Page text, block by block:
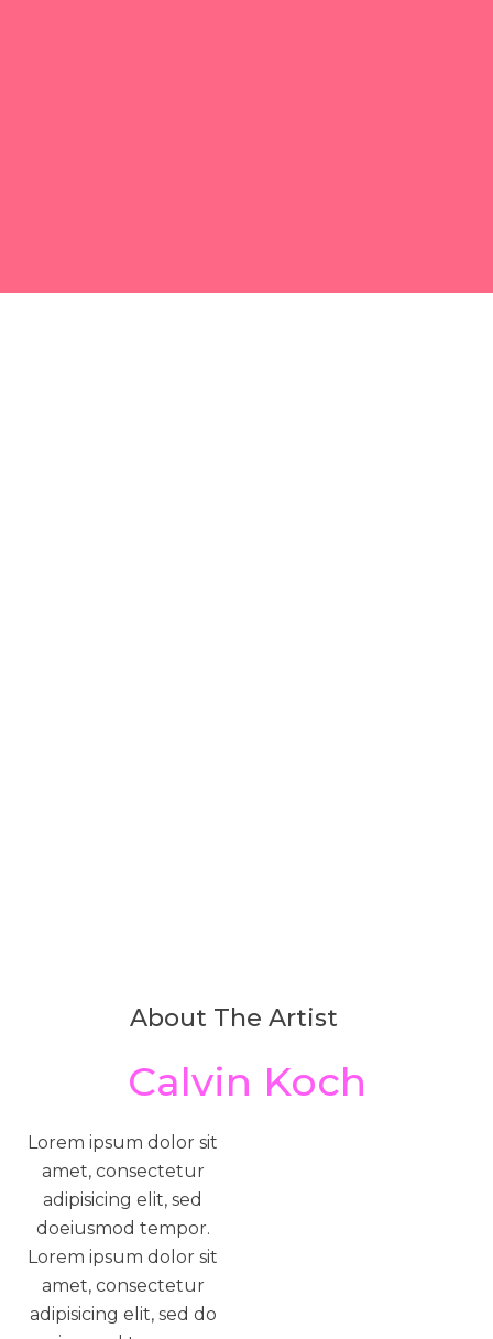
About The Artist
Calvin Koch
Lorem ipsum dolor sit
amet, consectetur
adipisicing elit, sed
doeiusmod tempor.
Lorem ipsum dolor sit
amet, consectetur
adipisicing elit, sed do